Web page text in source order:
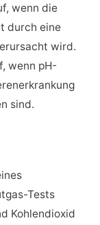
wenn die
durch eine
wird.
wenn pH-
sind.
Tests
Kohlendioxid